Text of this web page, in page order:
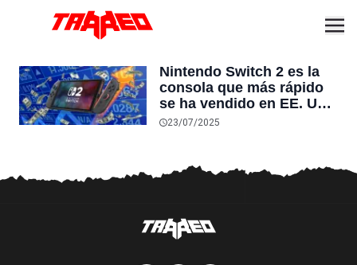
Nintendo Switch 2 es la
consola que más rápido
se ha vendido en EE. UU.
y Japón, superando a
23/07/2025